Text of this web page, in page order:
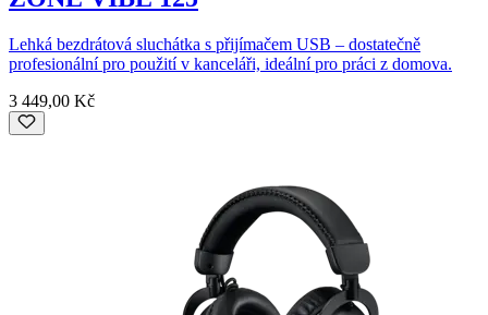
Lehká bezdrátová sluchátka s přijímačem USB – dostatečně
profesionální pro použití v kanceláři, ideální pro práci z domova.
3 449,00 Kč